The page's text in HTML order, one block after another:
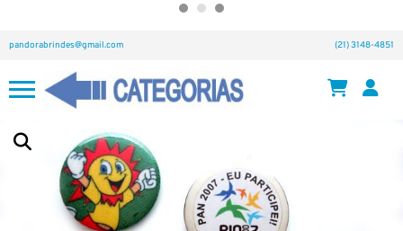
pandorabrindes@gmail.com (21) 3148-4851